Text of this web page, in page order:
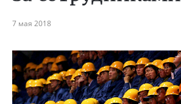
7 мая 2018